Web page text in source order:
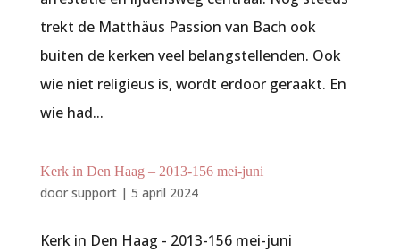
trekt de Matthäus Passion van Bach ook
buiten de kerken veel belangstellenden. Ook
wie niet religieus is, wordt erdoor geraakt. En
wie had...
Kerk in Den Haag – 2013-156 mei-juni
door support| 5 april 2024
Kerk in Den Haag - 2013-156 mei-juni